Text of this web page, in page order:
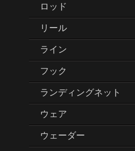
ロッド
リール
ライン
フック
ランディングネット
ウェア
ウェーダー